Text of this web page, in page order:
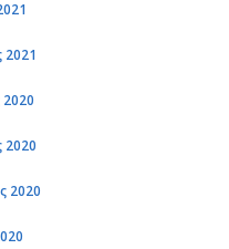
2021
2020